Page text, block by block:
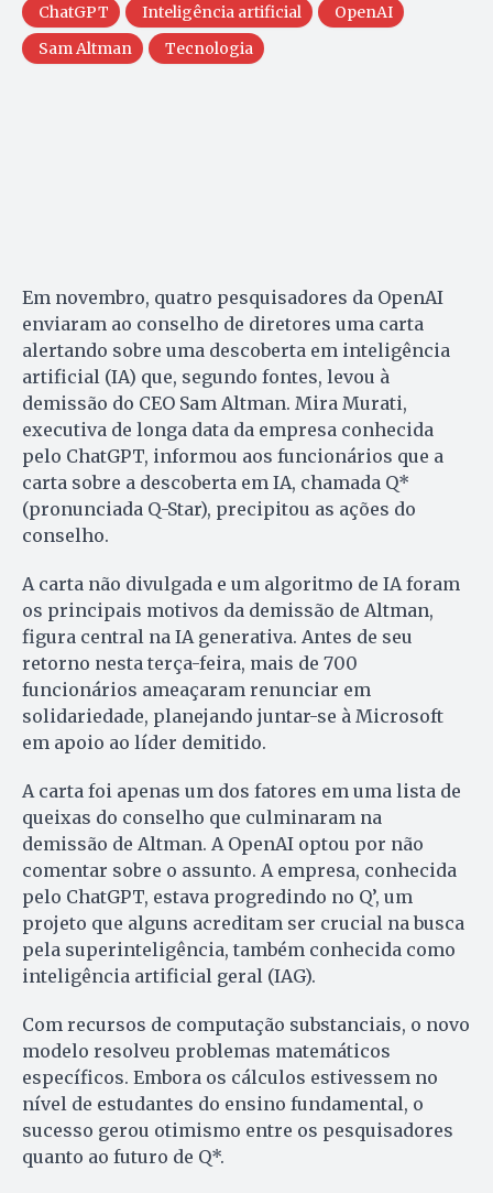
ChatGPT Inteligência artificial
OpenAI
Sam Altman
Tecnologia
Em novembro, quatro pesquisadores da OpenAI
enviaram ao conselho de diretores uma carta
alertando sobre uma descoberta em inteligência
artificial (IA) que, segundo fontes, levou à
demissão do CEO Sam Altman. Mira Murati,
executiva de longa data da empresa conhecida
pelo ChatGPT, informou aos funcionários que a
carta sobre a descoberta em IA, chamada Q*
(pronunciada Q-Star), precipitou as ações do
conselho.
A carta não divulgada e um algoritmo de IA foram
os principais motivos da demissão de Altman,
figura central na IA generativa. Antes de seu
retorno nesta terça-feira, mais de 700
funcionários ameaçaram renunciar em
solidariedade, planejando juntar-se à Microsoft
em apoio ao líder demitido.
A carta foi apenas um dos fatores em uma lista de
queixas do conselho que culminaram na
demissão de Altman. A OpenAI optou por não
comentar sobre o assunto. A empresa, conhecida
pelo ChatGPT, estava progredindo no Q’, um
projeto que alguns acreditam ser crucial na busca
pela superinteligência, também conhecida como
inteligência artificial geral (IAG).
Com recursos de computação substanciais, o novo
modelo resolveu problemas matemáticos
específicos. Embora os cálculos estivessem no
nível de estudantes do ensino fundamental, o
sucesso gerou otimismo entre os pesquisadores
quanto ao futuro de Q*.